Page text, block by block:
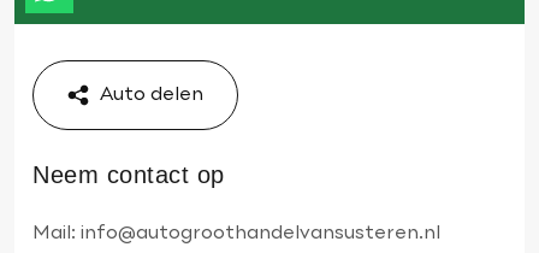
Auto delen
Neem contact op
Mail: info@autogroothandelvansusteren.nl